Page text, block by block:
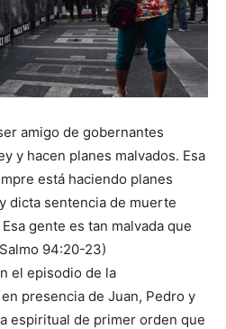
amigo de gobernantes
y hacen planes malvados. Esa
está haciendo planes
dicta sentencia de muerte
gente es tan malvada que
94:20-23)
el episodio de la
presencia de Juan, Pedro y
espiritual de primer orden que